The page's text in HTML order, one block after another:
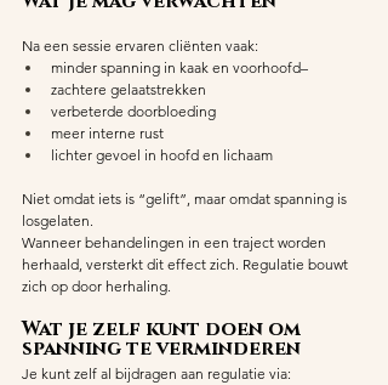
Na een sessie ervaren cliënten vaak:
minder spanning in kaak en voorhoofd–
zachtere gelaatstrekken
verbeterde doorbloeding
meer interne rust
lichter gevoel in hoofd en lichaam
Niet omdat iets is “gelift”, maar omdat spanning is
losgelaten.
Wanneer behandelingen in een traject worden
herhaald, versterkt dit effect zich. Regulatie bouwt
zich op door herhaling.
Wat je zelf kunt doen om
spanning te verminderen
Je kunt zelf al bijdragen aan regulatie via: